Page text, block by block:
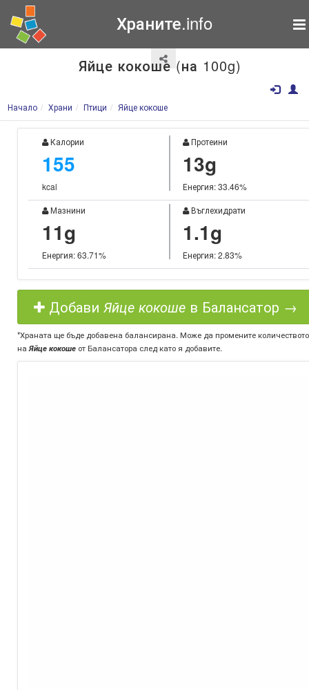
Храните.info
Яйце кокоше (на 100g)
Начало Храни Птици Яйце кокоше
Калории
155
kcal
Протеини
13g
Енергия: 33.46%
Мазнини
11g
Енергия: 63.71%
Въглехидрати
1.1g
Енергия: 2.83%
Добави Яйце кокошев Балансатор →
*Храната ще бъде добавена балансирана. Може да промените количеството
на Яйце кокоше от Балансатора след като я добавите.